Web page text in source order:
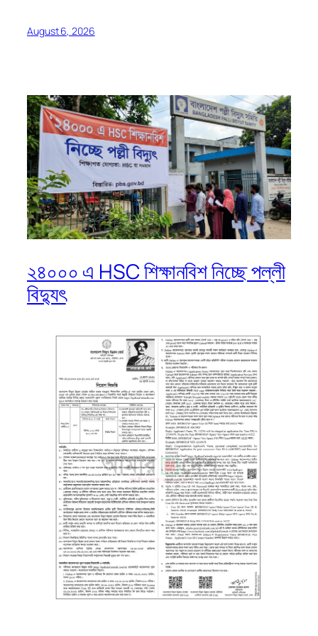
August 6, 2026
২৪০০০ এ HSC শিক্ষানবিশ নিচ্ছে পল্লী
বিদ্যুৎ